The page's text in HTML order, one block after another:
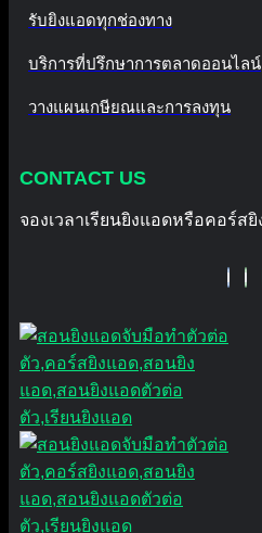
รับยิงแอดทุกช่องทาง
บริการที่ปรึกษาการตลาดออนไลน์
วางแผนเกษียณและการลงทุน
CONTACT US
จองเวลาเรียนยิงแอดหรือคอร์ส